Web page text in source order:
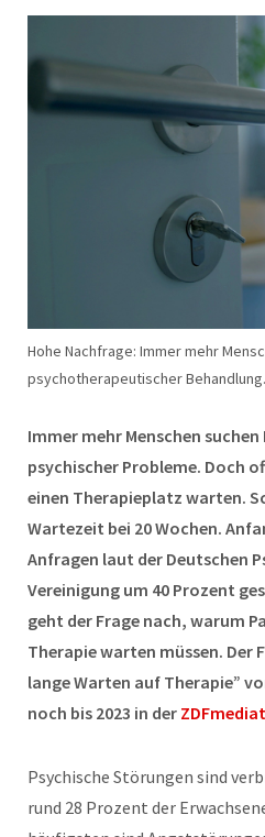
Hohe Nachfrage: Immer mehr
psychotherapeutischer
Immer mehr Menschen
psychischer Probleme. Doch
einen Therapieplatz warten.
Wartezeit bei 20 Wochen.
Anfragen laut der Deutschen
Vereinigung um 40 Prozent
geht der Frage nach, warum
Therapie warten müssen. Der
lange Warten auf Therapie”
noch bis 2023 in der
Psychische Störungen sind
rund 28 Prozent der